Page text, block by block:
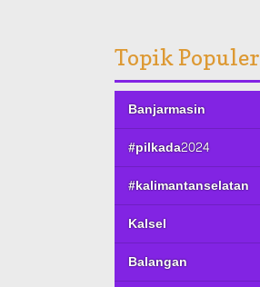
Topik Populer
Banjarmasin
#pilkada2024
#kalimantanselatan
Kalsel
Balangan